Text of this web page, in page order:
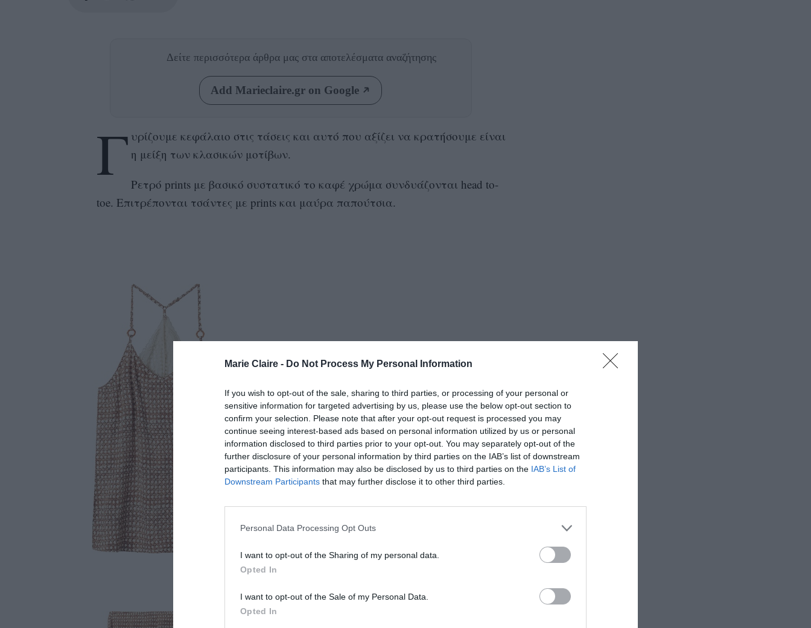
Marie Claire - Do Not Process My Personal Information
If you wish to opt-out of the sale, sharing to third parties, or processing of your personal or
sensitive information for targeted advertising by us, please use the below opt-out section to
confirm your selection. Please note that after your opt-out request is processed you may
continue seeing interest-based ads based on personal information utilized by us or personal
information disclosed to third parties prior to your opt-out. You may separately opt-out of the
further disclosure of your personal information by third parties on the IAB’s list of downstream
participants. This information may also be disclosed by us to third parties on the IAB’s List of
Downstream Participants that may further disclose it to other third parties.
Personal Data Processing Opt Outs
I want to opt-out of the Sharing of my personal data.
Opted In
I want to opt-out of the Sale of my Personal Data.
Opted In
Δείτε περισσότερα άρθρα μας στα αποτελέσματα αναζήτησης
Add Marieclaire.gr on Google
Γ υρίζουμε κεφάλαιο στις τάσεις και αυτό που αξίζει να κρατήσουμε είναι
η μείξη των κλασικών μοτίβων.
Ρετρό prints με βασικό συστατικό το καφέ χρώμα συνδυάζονται head to-
toe. Επιτρέπονται τσάντες με prints και μαύρα παπούτσια.